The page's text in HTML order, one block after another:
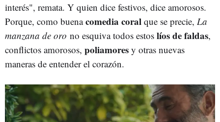
interés", remata. Y quien dice festivos, dice amorosos.
Porque, como buenacomedia coral que se precie, La
manzana de oro no esquiva todos estos líos de faldas,
conflictos amorosos, poliamores y otras nuevas
maneras de entender el corazón.